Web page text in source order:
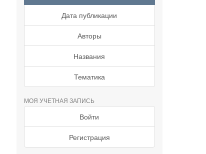
Дата публикации
Авторы
Названия
Тематика
МОЯ УЧЕТНАЯ ЗАПИСЬ
Войти
Регистрация